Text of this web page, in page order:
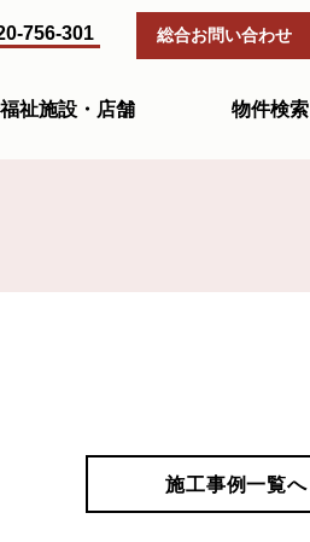
756-301 総合お問い合わせ
祉施設・店舗 物件検索
施工事例一覧へ